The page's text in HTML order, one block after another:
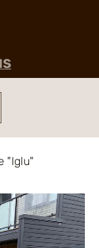
"Iglu"